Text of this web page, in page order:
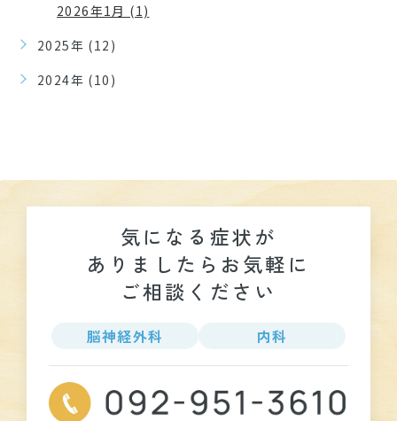
2026年1月 (1)
2025年 (12)
2024年 (10)
気になる症状が
ありましたら お気軽に
ご相談ください
脳神経外科 内科